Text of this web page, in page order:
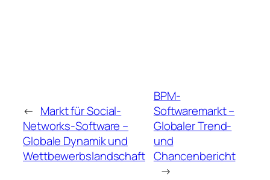
← Markt für Social-
Networks-Software –
Globale Dynamik und
Wettbewerbslandschaft
BPM-
Softwaremarkt –
Globaler Trend-
und
Chancenbericht
→